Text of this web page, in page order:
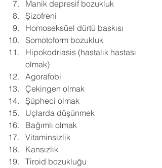
Manik depresif bozukluk
Şizofreni
Homoseksüel dürtü baskısı
Somotoform bozukluk
Hipokodriasis (hastalık hastası
olmak)
Agorafobi
Çekingen olmak
Şüpheci olmak
Uçlarda düşünmek
Bağımlı olmak
Vitaminsizlik
Kansızlık
Tiroid bozukluğu